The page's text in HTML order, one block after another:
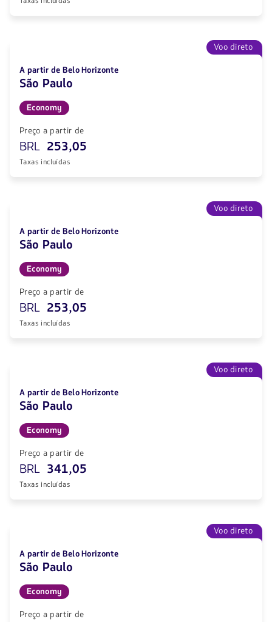
Voo direto
A partir de Belo Horizonte
São Paulo
Economy
Preço a partir de
BRL 253,05
Taxas incluídas
Voo direto
A partir de Belo Horizonte
São Paulo
Economy
Preço a partir de
BRL 253,05
Taxas incluídas
Voo direto
A partir de Belo Horizonte
São Paulo
Economy
Preço a partir de
BRL 341,05
Taxas incluídas
Voo direto
A partir de Belo Horizonte
São Paulo
Economy
Preço a partir de